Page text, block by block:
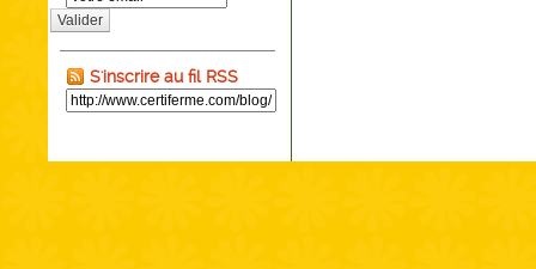
Valider
S'inscrire au fil RSS